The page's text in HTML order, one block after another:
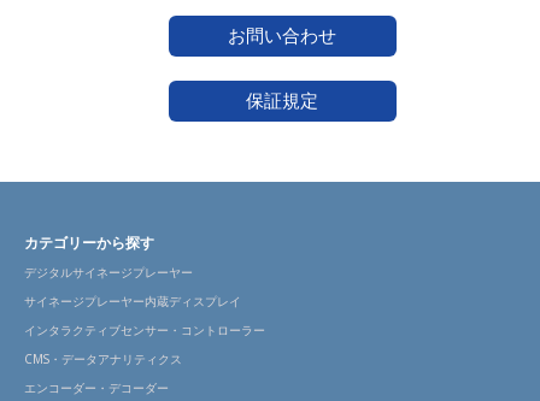
お問い合わせ
保証規定
カテゴリーから探す
デジタルサイネージプレーヤー
サイネージプレーヤー内蔵ディスプレイ
インタラクティブセンサー・コントローラー
CMS・データアナリティクス
エンコーダー・デコーダー